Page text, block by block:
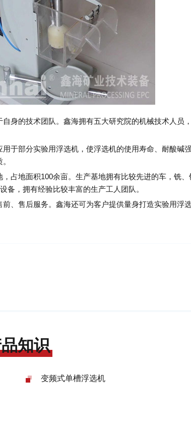
的技术团队。鑫海拥有五大研究院的机械技术人员
部分实验用浮选机，使浮选机的使用寿命、耐酸碱
地面积100余亩。生产基地拥有比较先进的车，铣、
备，拥有经验比较丰富的生产工人团队。
售后服务。鑫海还可为客户提供量身打造实验用浮
知识
变频式单槽浮选机